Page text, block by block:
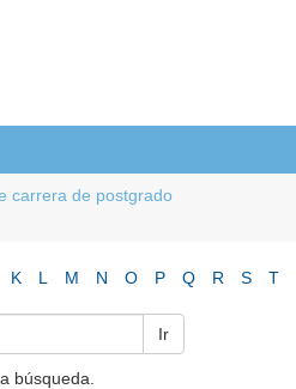
carrera de postgrado
K L M N O P Q R S T
Ir
búsqueda.